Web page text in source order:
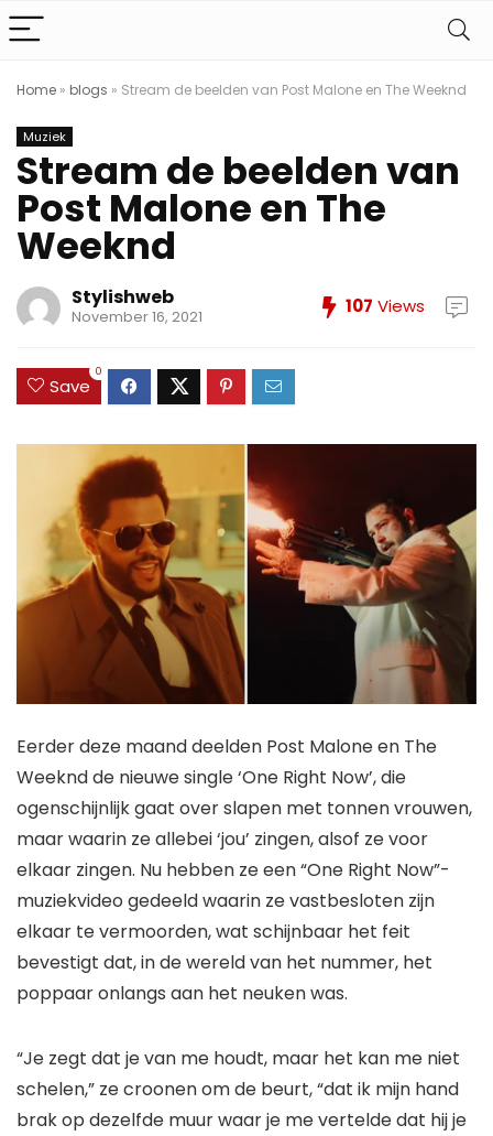
Home » blogs » Stream de beelden van Post Malone en The Weeknd
Muziek
Stream de beelden van
Post Malone en The
Weeknd
Stylishweb
November 16, 2021 107 Views
Save
0
Eerder deze maand deelden Post Malone en The
Weeknd de nieuwe single ‘One Right Now’, die
ogenschijnlijk gaat over slapen met tonnen vrouwen,
maar waarin ze allebei ‘jou’ zingen, alsof ze voor
elkaar zingen. Nu hebben ze een “One Right Now”-
muziekvideo gedeeld waarin ze vastbesloten zijn
elkaar te vermoorden, wat schijnbaar het feit
bevestigt dat, in de wereld van het nummer, het
poppaar onlangs aan het neuken was.
“Je zegt dat je van me houdt, maar het kan me niet
schelen,” ze croonen om de beurt, “dat ik mijn hand
brak op dezelfde muur waar je me vertelde dat hij je